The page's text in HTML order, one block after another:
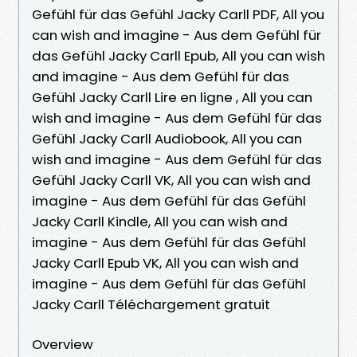
Gefühl für das Gefühl Jacky Carll PDF, All you
can wish and imagine - Aus dem Gefühl für
das Gefühl Jacky Carll Epub, All you can wish
and imagine - Aus dem Gefühl für das
Gefühl Jacky Carll Lire en ligne , All you can
wish and imagine - Aus dem Gefühl für das
Gefühl Jacky Carll Audiobook, All you can
wish and imagine - Aus dem Gefühl für das
Gefühl Jacky Carll VK, All you can wish and
imagine - Aus dem Gefühl für das Gefühl
Jacky Carll Kindle, All you can wish and
imagine - Aus dem Gefühl für das Gefühl
Jacky Carll Epub VK, All you can wish and
imagine - Aus dem Gefühl für das Gefühl
Jacky Carll Téléchargement gratuit
Overview